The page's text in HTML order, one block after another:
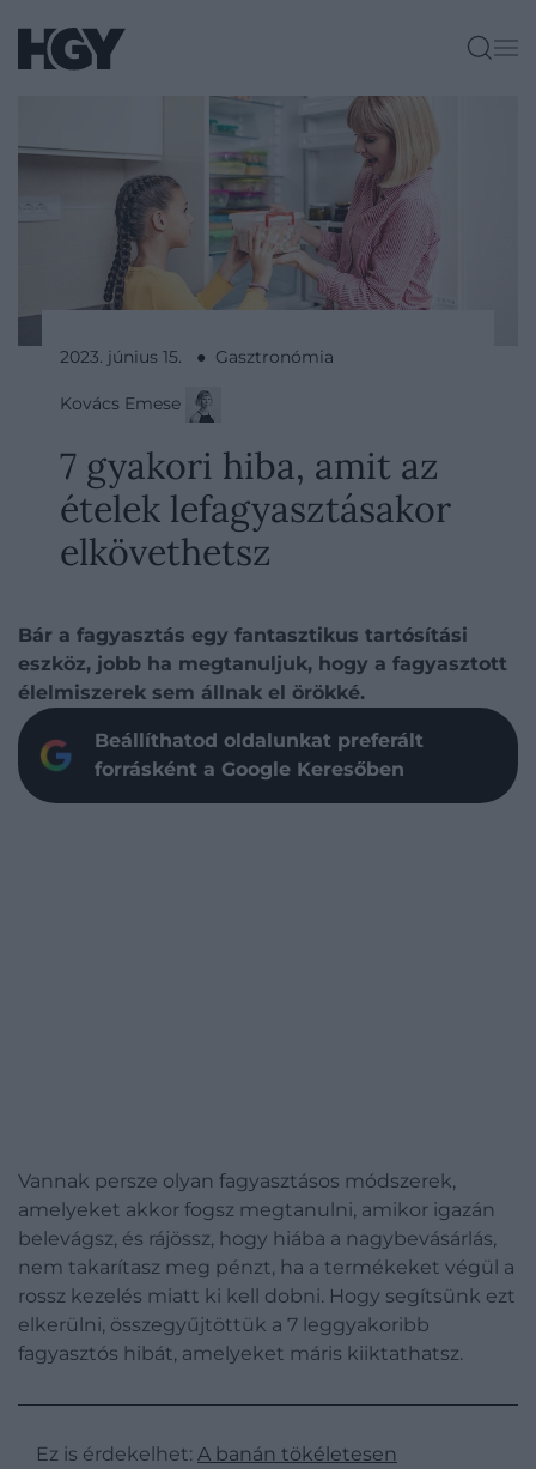
2023. június 15. ● Gasztronómia
Kovács Emese
7 gyakori hiba, amit az
ételek lefagyasztásakor
elkövethetsz
Bár a fagyasztás egy fantasztikus tartósítási
eszköz, jobb ha megtanuljuk, hogy a fagyasztott
élelmiszerek sem állnak el örökké.
Beállíthatod oldalunkat preferált
forrásként a Google Keresőben
Vannak persze olyan fagyasztásos módszerek,
amelyeket akkor fogsz megtanulni, amikor igazán
belevágsz, és rájössz, hogy hiába a nagybevásárlás,
nem takarítasz meg pénzt, ha a termékeket végül a
rossz kezelés miatt ki kell dobni. Hogy segítsünk ezt
elkerülni, összegyűjtöttük a 7 leggyakoribb
fagyasztós hibát, amelyeket máris kiiktathatsz.
Ez is érdekelhet: A banán tökéletesen